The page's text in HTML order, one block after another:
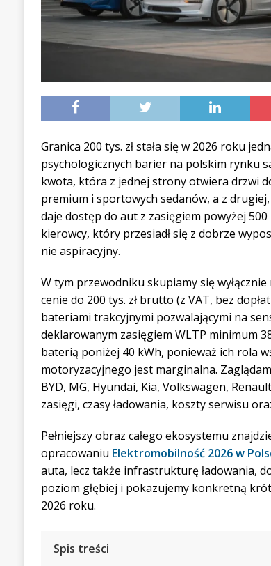
Granica 200 tys. zł stała się w 2026 roku
psychologicznych barier na polskim rynku
kwota, która z jednej strony otwiera drzwi
premium i sportowych sedanów, a z
daje dostęp do aut z zasięgiem powyżej 500
kierowcy, który przesiadł się z dobrze
nie aspiracyjny.
W tym przewodniku skupiamy się
cenie do 200 tys. zł brutto (z VAT, bez
bateriami trakcyjnymi pozwalającymi na
deklarowanym zasięgiem WLTP minimum
baterią poniżej 40 kWh, ponieważ ich rola
motoryzacyjnego jest marginalna.
BYD, MG, Hyundai, Kia, Volkswagen,
zasięgi, czasy ładowania, koszty serwisu
Pełniejszy obraz całego ekosystemu
opracowaniu Elektromobilność 2026 w
auta, lecz także infrastrukturę ładowania,
poziom głębiej i pokazujemy konkretną
2026 roku.
Spis treści